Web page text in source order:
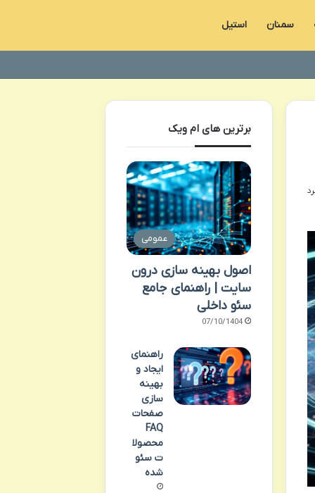
سمنان استیل
برترین های ام ویک
عمومی
اصول بهینه سازی درون
سایت | راهنمای جامع
سئو داخلی
07/10/1404
راهنمای
ایجاد و
بهینه
سازی
صفحات
FAQ
محصولا
ت سئو
شده